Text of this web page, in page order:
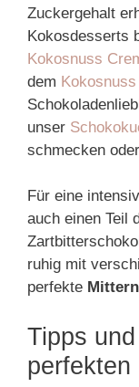
Zuckergehalt
Kokosdesserts
Kokosnuss
dem
unser
schmecken
Für eine
auch einen Teil
ruhig mit
perfekte
Tipps
perfekten